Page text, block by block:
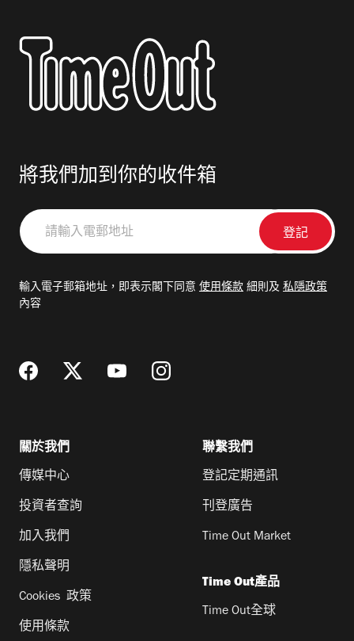
將我們加到你的收件箱
請
輸
郵
輸入電子郵箱地址，即表示閣下同意 使用條款 細則及 私隱政策
內容
關於我們
傳媒中心
投資者查詢
加入我們
隱私聲明
Cookies 政策
使用條款
聯繫我們
登記定期通訊
刊登廣告
Time Out Market
Time Out產品
Time Out全球